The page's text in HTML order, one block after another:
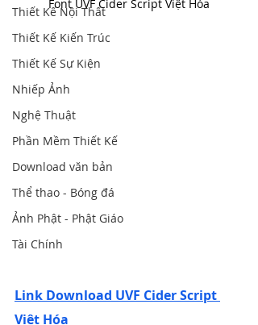
Thiết Kế Nội Thất
Thiết Kế Kiến Trúc
Thiết Kế Sự Kiện
Nhiếp Ảnh
Nghệ Thuật
Phần Mềm Thiết Kế
Download văn bản
Thể thao - Bóng đá
Ảnh Phật - Phật Giáo
Tài Chính
Font UVF Cider Script Việt Hóa
Link Download UVF Cider Script
Việt Hóa